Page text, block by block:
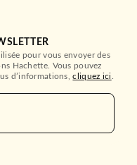
pour vous envoyer des
Hachette. Vous pouvez
d’informations,cliquez ici